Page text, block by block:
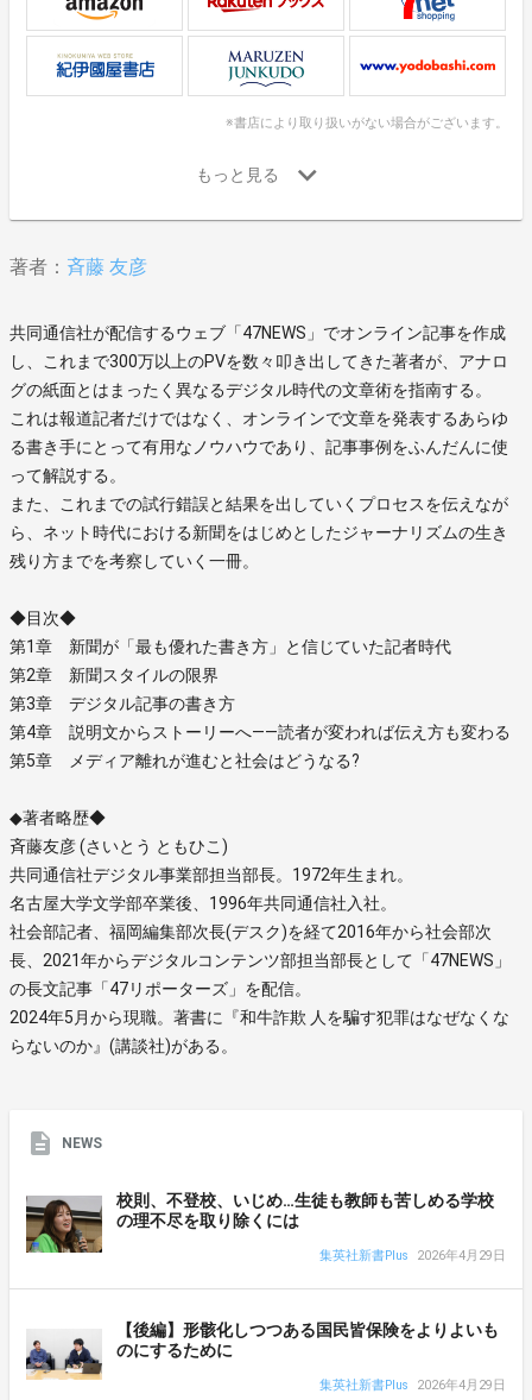
※書店により取り扱いがない場合がございます。
著者： 斉藤 友彦
共同通信社が配信するウェブ「47NEWS」でオンライン記事を作成
し、これまで300万以上のPVを数々叩き出してきた著者が、アナロ
グの紙面とはまったく異なるデジタル時代の文章術を指南する。
これは報道記者だけではなく、オンラインで文章を発表するあらゆ
る書き手にとって有用なノウハウであり、記事事例をふんだんに使
って解説する。
また、これまでの試行錯誤と結果を出していくプロセスを伝えなが
ら、ネット時代における新聞をはじめとしたジャーナリズムの生き
残り方までを考察していく一冊。
◆目次◆
第1章 新聞が「最も優れた書き方」と信じていた記者時代
第2章 新聞スタイルの限界
第3章 デジタル記事の書き方
第4章 説明文からストーリーへ――読者が変われば伝え方も変わる
第5章 メディア離れが進むと社会はどうなる?
◆著者略歴◆
斉藤友彦 (さいとう ともひこ)
共同通信社デジタル事業部担当部長。1972年生まれ。
名古屋大学文学部卒業後、1996年共同通信社入社。
社会部記者、福岡編集部次長(デスク)を経て2016年から社会部次
長、2021年からデジタルコンテンツ部担当部長として「47NEWS」
の長文記事「47リポーターズ」を配信。
2024年5月から現職。著書に『和牛詐欺 人を騙す犯罪はなぜなくな
らないのか』(講談社)がある。
NEWS
校則、不登校、いじめ…生徒も教師も苦しめる学校
の理不尽を取り除くには
集英社新書Plus 2026年4月29日
【後編】形骸化しつつある国民皆保険をよりよいも
のにするために
集英社新書Plus 2026年4月29日